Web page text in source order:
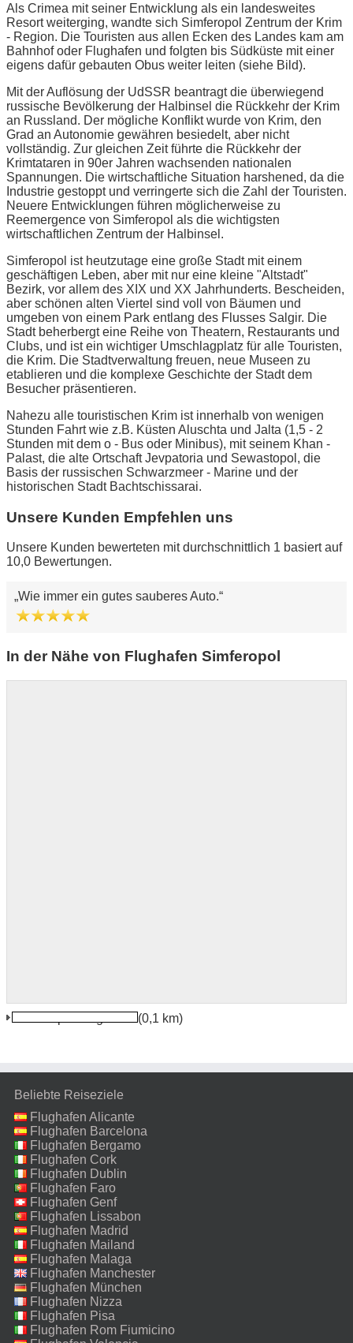
Als Crimea mit seiner Entwicklung als ein landesweites
Resort weiterging, wandte sich Simferopol Zentrum der Krim
- Region. Die Touristen aus allen Ecken des Landes kam am
Bahnhof oder Flughafen und folgten bis Südküste mit einer
eigens dafür gebauten Obus weiter leiten (siehe Bild).
Mit der Auflösung der UdSSR beantragt die überwiegend
russische Bevölkerung der Halbinsel die Rückkehr der Krim
an Russland. Der mögliche Konflikt wurde von Krim, den
Grad an Autonomie gewähren besiedelt, aber nicht
vollständig. Zur gleichen Zeit führte die Rückkehr der
Krimtataren in 90er Jahren wachsenden nationalen
Spannungen. Die wirtschaftliche Situation harshened, da die
Industrie gestoppt und verringerte sich die Zahl der Touristen.
Neuere Entwicklungen führen möglicherweise zu
Reemergence von Simferopol als die wichtigsten
wirtschaftlichen Zentrum der Halbinsel.
Simferopol ist heutzutage eine große Stadt mit einem
geschäftigen Leben, aber mit nur eine kleine "Altstadt"
Bezirk, vor allem des XIX und XX Jahrhunderts. Bescheiden,
aber schönen alten Viertel sind voll von Bäumen und
umgeben von einem Park entlang des Flusses Salgir. Die
Stadt beherbergt eine Reihe von Theatern, Restaurants und
Clubs, und ist ein wichtiger Umschlagplatz für alle Touristen,
die Krim. Die Stadtverwaltung freuen, neue Museen zu
etablieren und die komplexe Geschichte der Stadt dem
Besucher präsentieren.
Nahezu alle touristischen Krim ist innerhalb von wenigen
Stunden Fahrt wie z.B. Küsten Aluschta und Jalta (1,5 - 2
Stunden mit dem o - Bus oder Minibus), mit seinem Khan -
Palast, die alte Ortschaft Jevpatoria und Sewastopol, die
Basis der russischen Schwarzmeer - Marine und der
historischen Stadt Bachtschissarai.
Unsere Kunden Empfehlen uns
Unsere Kunden bewerteten mit durchschnittlich 1 basiert auf
10,0 Bewertungen.
Wie immer ein gutes sauberes Auto.
In der Nähe von Flughafen Simferopol
(0,1 km)
Beliebte Reiseziele
Flughafen Alicante
Flughafen Barcelona
Flughafen Bergamo
Flughafen Cork
Flughafen Dublin
Flughafen Faro
Flughafen Genf
Flughafen Lissabon
Flughafen Madrid
Flughafen Mailand
Malpensa
Flughafen Malaga
Flughafen Manchester
Flughafen München
Flughafen Nizza
Flughafen Pisa
Flughafen Rom Fiumicino